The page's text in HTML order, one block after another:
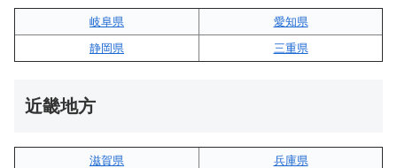
岐阜県
愛知県
静岡県
三重県
近畿地方
滋賀県
兵庫県